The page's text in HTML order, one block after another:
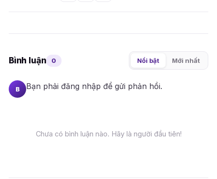
Bình luận 0 Nổi bật Mới nhất
B Bạn phải đăng nhập để gửi phản hồi.
Chưa có bình luận nào. Hãy là người đầu tiên!